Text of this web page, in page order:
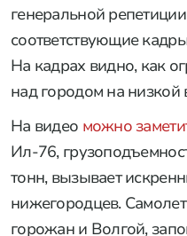
генеральной
соответствующие
На кадрах видно, как
над городом на низкой
На видео можно
Ил-76,
тонн, вызывает
нижегородцев.
горожан и Волгой,